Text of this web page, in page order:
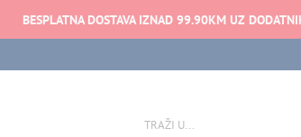
BESPLATNA DOSTAVA IZNAD 99.90KM UZ